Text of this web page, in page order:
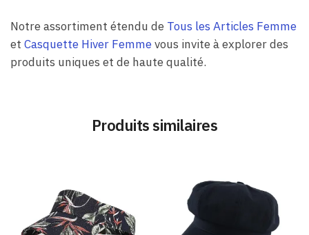
Notre assortiment étendu de Tous les Articles Femme
et Casquette Hiver Femmevous invite à explorer des
produits uniques et de haute qualité.
Produits similaires